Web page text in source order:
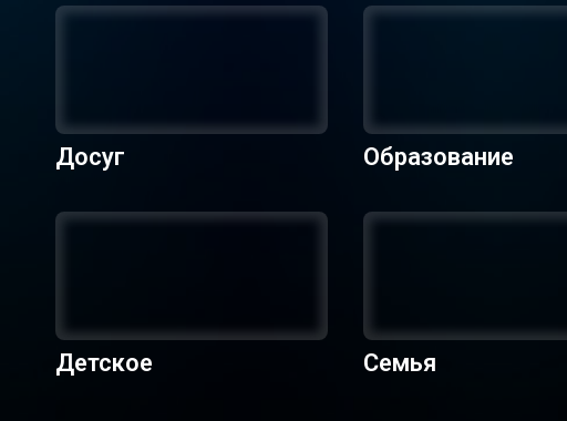
Досуг Образование
Детское Семья